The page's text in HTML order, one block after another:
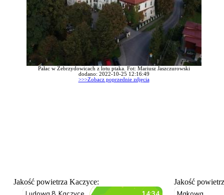
Pałac w Zebrzydowicach z lotu ptaka. Fot: Mariusz Jaszczurowski
dodano: 2022-10-25 12:16:49
>>>Zobacz poprzednie zdjęcia
Jakość powietrza Kaczyce: Jakość